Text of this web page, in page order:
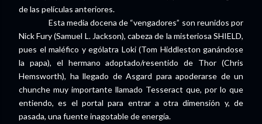
de las películas anteriores.
Esta media docena de “vengadores” son reunidos por
Nick Fury (Samuel L. Jackson), cabeza de la misteriosa SHIELD,
pues el maléfico y ególatra Loki (Tom Hiddleston ganándose
la papa), el hermano adoptado/resentido de Thor (Chris
Hemsworth), ha llegado de Asgard para apoderarse de un
chunche muy importante llamado Tesseract que, por lo que
entiendo, es el portal para entrar a otra dimensión y, de
pasada, una fuente inagotable de energía.